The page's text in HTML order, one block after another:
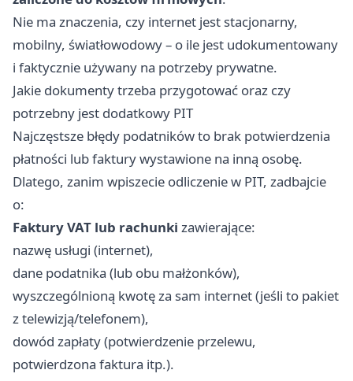
Nie ma znaczenia, czy internet jest stacjonarny,
mobilny, światłowodowy – o ile jest udokumentowany
i faktycznie używany na potrzeby prywatne.
Jakie dokumenty trzeba przygotować oraz czy
potrzebny jest dodatkowy PIT
Najczęstsze błędy podatników to brak potwierdzenia
płatności lub faktury wystawione na inną osobę.
Dlatego, zanim wpiszecie odliczenie w PIT, zadbajcie
o:
Faktury VAT lub rachunki zawierające:
nazwę usługi (internet),
dane podatnika (lub obu małżonków),
wyszczególnioną kwotę za sam internet (jeśli to pakiet
z telewizją/telefonem),
dowód zapłaty (potwierdzenie przelewu,
potwierdzona faktura itp.).